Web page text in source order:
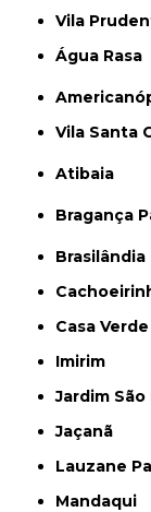
Vila
Água Rasa
Vila Santa
Atibaia
Bragança
Brasilândia
Casa Verde
Imirim
Jardim
Jaçanã
Lauzane
Mandaqui